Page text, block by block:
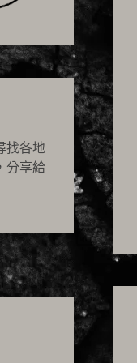
找各地
分享給